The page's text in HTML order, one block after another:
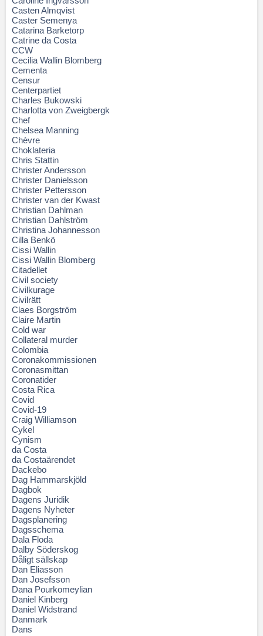
Casten Almqvist
Caster Semenya
Catarina Barketorp
Catrine da Costa
CCW
Cecilia Wallin Blomberg
Cementa
Censur
Centerpartiet
Charles Bukowski
Charlotta von Zweigbergk
Chef
Chelsea Manning
Chèvre
Choklateria
Chris Stattin
Christer Andersson
Christer Danielsson
Christer Pettersson
Christer van der Kwast
Christian Dahlman
Christian Dahlström
Christina Johannesson
Cilla Benkö
Cissi Wallin
Cissi Wallin Blomberg
Citadellet
Civil society
Civilkurage
Civilrätt
Claes Borgström
Claire Martin
Cold war
Collateral murder
Colombia
Coronakommissionen
Coronasmittan
Coronatider
Costa Rica
Covid
Covid-19
Craig Williamson
Cykel
Cynism
da Costa
da Costaärendet
Dackebo
Dag Hammarskjöld
Dagbok
Dagens Juridik
Dagens Nyheter
Dagsplanering
Dagsschema
Dala Floda
Dalby Söderskog
Dåligt sällskap
Dan Eliasson
Dan Josefsson
Dana Pourkomeylian
Daniel Kinberg
Daniel Widstrand
Danmark
Dans